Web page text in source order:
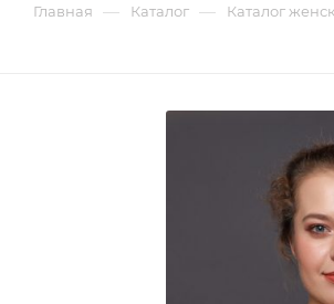
Главная — Каталог — Каталог